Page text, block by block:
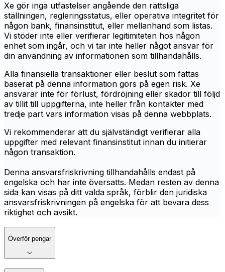
Xe gör inga utfästelser angående den rättsliga
ställningen, regleringsstatus, eller operativa integritet för
någon bank, finansinstitut, eller mellanhand som listas.
Vi stöder inte eller verifierar legitimiteten hos någon
enhet som ingår, och vi tar inte heller något ansvar för
din användning av informationen som tillhandahålls.
Alla finansiella transaktioner eller beslut som fattas
baserat på denna information görs på egen risk. Xe
ansvarar inte för förlust, fördröjning eller skador till följd
av tillit till uppgifterna, inte heller från kontakter med
tredje part vars information visas på denna webbplats.
Vi rekommenderar att du självständigt verifierar alla
uppgifter med relevant finansinstitut innan du initierar
någon transaktion.
Denna ansvarsfriskrivning tillhandahålls endast på
engelska och har inte översatts. Medan resten av denna
sida kan visas på ditt valda språk, förblir den juridiska
ansvarsfriskrivningen på engelska för att bevara dess
riktighet och avsikt.
Överför pengar